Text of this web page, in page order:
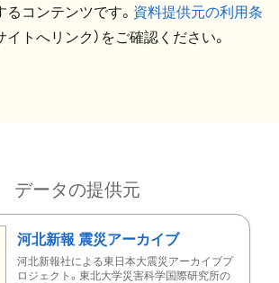
コンテンツです。 資料提供元の利用条
イトへリンク）をご確認ください。
データの提供元
河北新報 震災アーカイブ
河北新報社による東日本大震災アーカイブプ
ロジェクト。東北大学災害科学国際研究所の